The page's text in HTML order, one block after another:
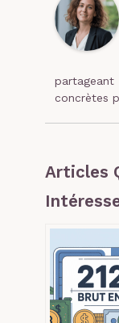
concrètes
Articles